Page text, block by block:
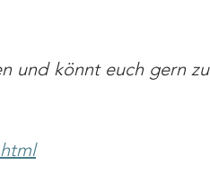
und könnt euch gern zu